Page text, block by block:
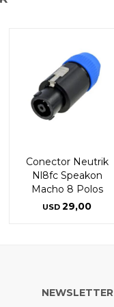
Conector Neutrik
Nl8fc Speakon
Macho 8 Polos
USD 29,00
NEWSLETTER